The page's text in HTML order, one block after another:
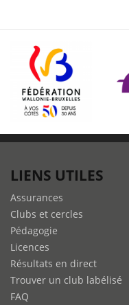
LIENS UTILES
Assurances
Clubs et cercles
Pédagogie
Licences
Résultats en direct
Trouver un club labélisé
FAQ